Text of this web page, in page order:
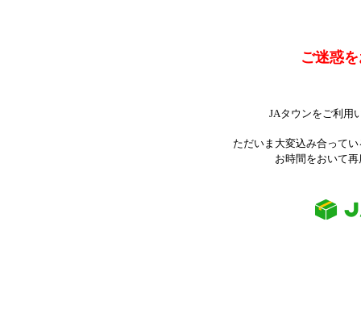
ご迷惑
JAタウンをご利用
ただいま大変込み合って
お時間をおいて